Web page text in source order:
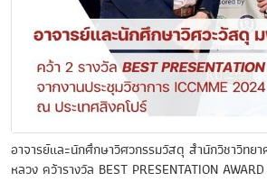
อาจารย์และนักศึกษาวิศวกรรมวัสดุ สำนักวิชาวิทย
หลวง คว้ารางวัล BEST PRESENTATION AWARD